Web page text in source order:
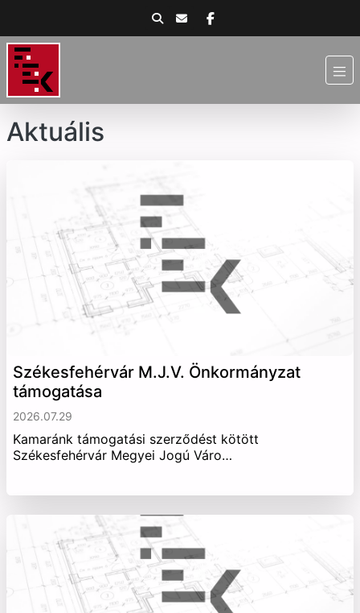
Aktuális
Székesfehérvár M.J.V. Önkormányzat
támogatása
2026.07.29
Kamaránk támogatási szerződést kötött
Székesfehérvár Megyei Jogú Váro…